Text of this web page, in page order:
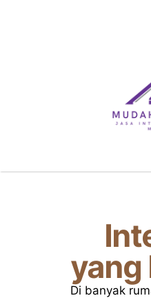
yang
Di banyak